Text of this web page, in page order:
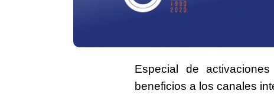
Especial de activaciones
beneficios a los canales